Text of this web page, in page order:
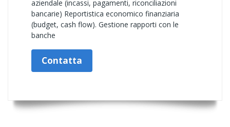
aziendale (incassi, pagamenti, riconciliazioni
bancarie) Reportistica economico finanziaria
(budget, cash flow). Gestione rapporti con le
banche
Contatta